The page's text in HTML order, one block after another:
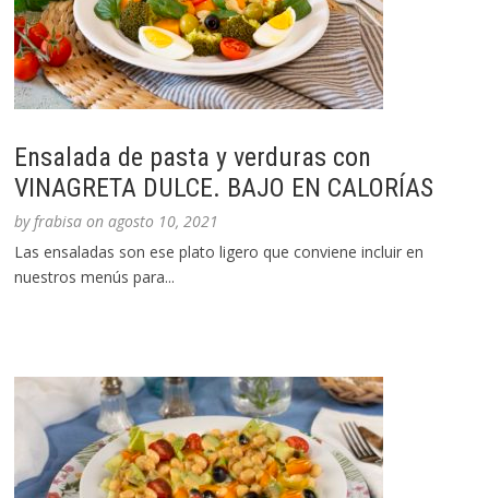
Ensalada de pasta y verduras con
VINAGRETA DULCE. BAJO EN CALORÍAS
byfrabisa onagosto 10, 2021
Las ensaladas son ese plato ligero que conviene incluir en
nuestros menús para...